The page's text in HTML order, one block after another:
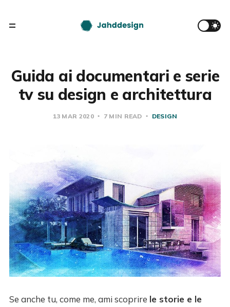
Guida ai documentari e serie
tv su design e architettura
13 MAR 2020 7 MIN READ DESIGN
Se anche tu, come me, ami scoprire le storie e le